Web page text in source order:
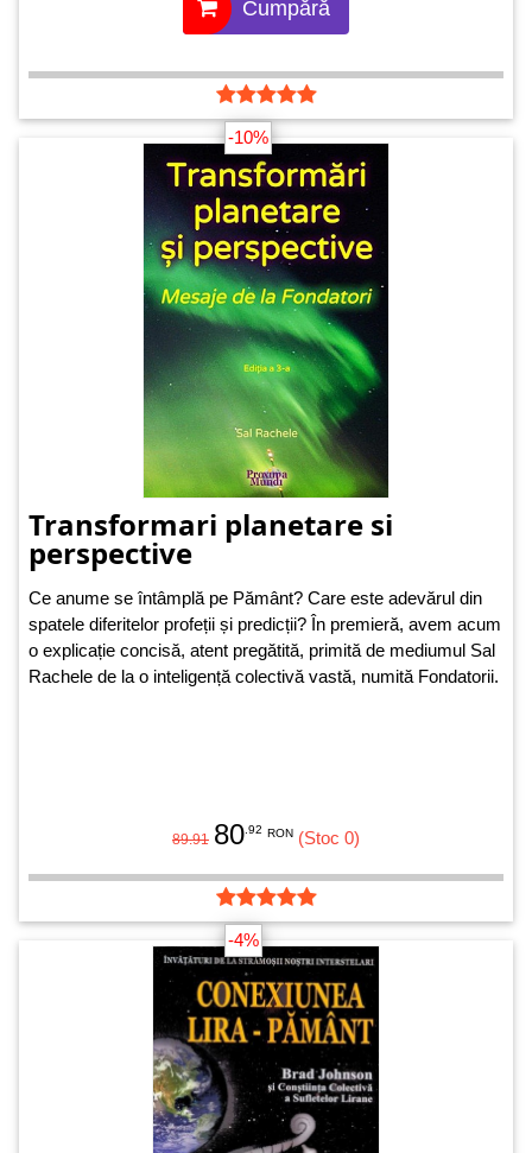
Cumpără
-10%
Transformari planetare si
perspective
Ce anume se întâmplă pe Pământ? Care este adevărul din
spatele diferitelor profeții și predicții? În premieră, avem acum
o explicație concisă, atent pregătită, primită de mediumul Sal
Rachele de la o inteligență colectivă vastă, numită Fondatorii.
89.91 80 .92 RON (Stoc 0)
-4%